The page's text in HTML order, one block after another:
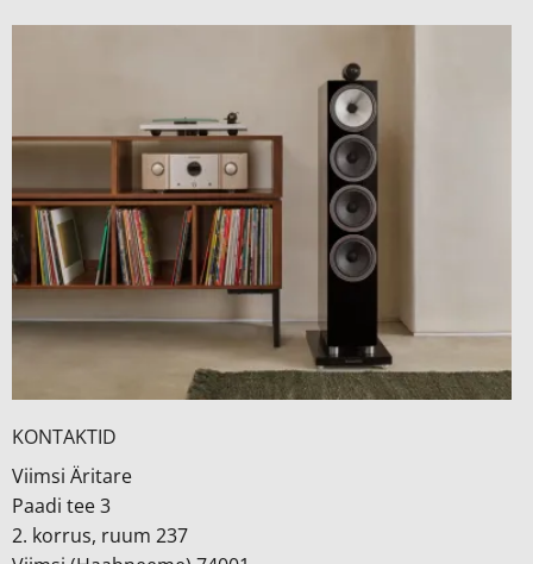
KONTAKTID
Viimsi Äritare
Paadi tee 3
2. korrus, ruum 237